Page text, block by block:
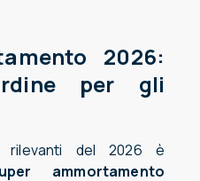
2026:
per gli
rilevanti del 2026 è
ammortamento